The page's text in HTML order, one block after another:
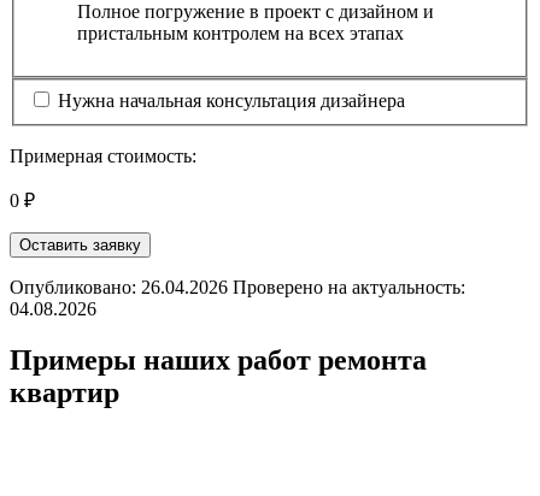
Полное погружение в проект с дизайном и
пристальным контролем на всех этапах
Нужна начальная консультация дизайнера
Примерная стоимость:
0 ₽
Оставить заявку
Опубликовано: 26.04.2026 Проверено на актуальность:
04.08.2026
Примеры наших работ ремонта
квартир